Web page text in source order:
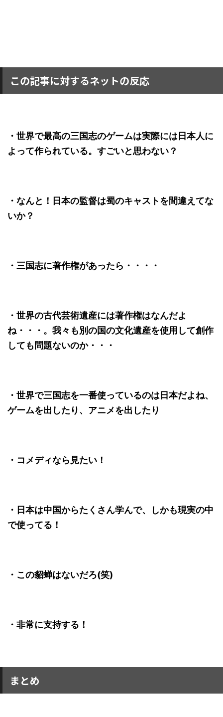
この記事に対するネットの反応
・世界で最高の三国志のゲームは実際には日本人に
よって作られている。すごいと思わない？
・なんと！日本の監督は蜀のキャストを間違えてな
いか？
・三国志に著作権があったら・・・・
・世界の古代芸術遺産には著作権はなんだよ
ね・・・。我々も別の国の文化遺産を使用して創作
しても問題ないのか・・・
・世界で三国志を一番使っているのは日本だよね、
ゲームを出したり、アニメを出したり
・コメディなら見たい！
・日本は中国からたくさん学んで、しかも現実の中
で使ってる！
・この貂蝉はないだろ(笑)
・非常に支持する！
まとめ